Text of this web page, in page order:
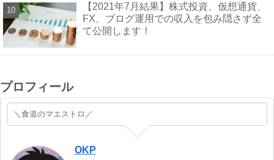
【2021年7月結果】株式投資、仮想通貨、
FX、ブログ運用での収入を包み隠さず全
て公開します！
プロフィール
＼食道のマエストロ／
OKP